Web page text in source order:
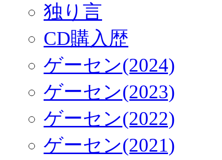
独り言
CD購入歴
ゲーセン(2024)
ゲーセン(2023)
ゲーセン(2022)
ゲーセン(2021)